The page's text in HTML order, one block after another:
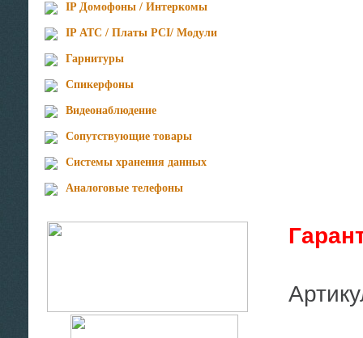
IP Домофоны / Интеркомы
IP АТС / Платы PCI/ Модули
Гарнитуры
Спикерфоны
Видеонаблюдение
Сопутствующие товары
Cистемы хранения данных
Аналоговые телефоны